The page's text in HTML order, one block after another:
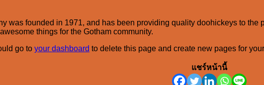
was founded in 1971, and has been providing quality doohickeys to
things for the Gotham community.
go to your dashboard to delete this page and create new pages for
แชร์หน้านี้